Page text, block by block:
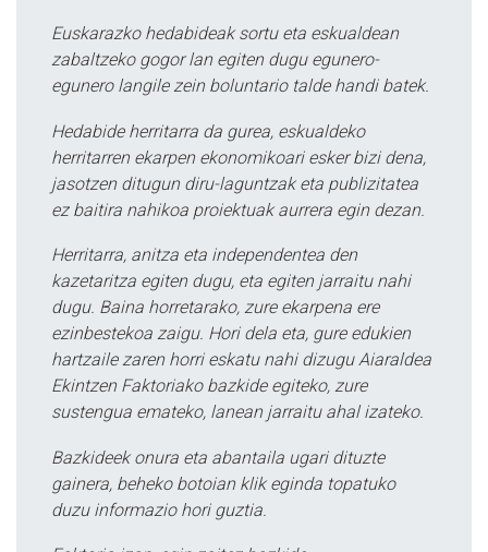
Euskarazko hedabideak sortu eta eskualdean
zabaltzeko gogor lan egiten dugu egunero-
egunero langile zein boluntario talde handi batek.
Hedabide herritarra da gurea, eskualdeko
herritarren ekarpen ekonomikoari esker bizi dena,
jasotzen ditugun diru-laguntzak eta publizitatea
ez baitira nahikoa proiektuak aurrera egin dezan.
Herritarra, anitza eta independentea den
kazetaritza egiten dugu, eta egiten jarraitu nahi
dugu. Baina horretarako, zure ekarpena ere
ezinbestekoa zaigu. Hori dela eta, gure edukien
hartzaile zaren horri eskatu nahi dizugu Aiaraldea
Ekintzen Faktoriako bazkide egiteko, zure
sustengua emateko, lanean jarraitu ahal izateko.
Bazkideek onura eta abantaila ugari dituzte
gainera, beheko botoian klik eginda topatuko
duzu informazio hori guztia.